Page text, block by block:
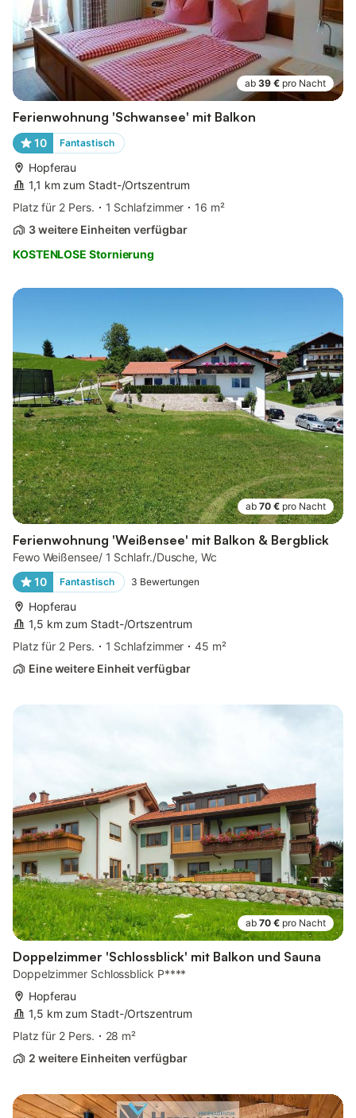
ab 39 € pro Nacht
Ferienwohnung 'Schwansee' mit Balkon
10 Fantastisch
Hopferau
1,1 km zum Stadt-/Ortszentrum
Platz für 2 Pers.
1 Schlafzimmer
16 m²
3 weitere Einheiten verfügbar
KOSTENLOSE Stornierung
ab 70 € pro Nacht
Ferienwohnung 'Weißensee' mit Balkon & Bergblick
Fewo Weißensee/ 1 Schlafr./Dusche, Wc
10
Fantastisch 3 Bewertungen
Hopferau
1,5 km zum Stadt-/Ortszentrum
Platz für 2 Pers.
1 Schlafzimmer
45 m²
Eine weitere Einheit verfügbar
ab 70 € pro Nacht
Doppelzimmer 'Schlossblick' mit Balkon und Sauna
Doppelzimmer Schlossblick P****
Hopferau
1,5 km zum Stadt-/Ortszentrum
Platz für 2 Pers.
28 m²
2 weitere Einheiten verfügbar